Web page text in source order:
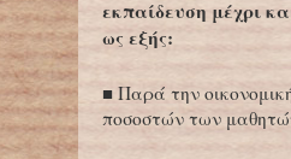
εκπαίδευση μέχρι
ως εξής:
■ Παρά την
ποσοστών των